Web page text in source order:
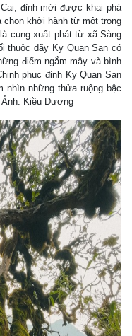
đỉnh mới được khai phá
khởi hành từ một trong
cung xuất phát từ xã Sàng
thuộc dãy Ky Quan San có
điểm ngắm mây và bình
phục đỉnh Ky Quan San
nhìn những thửa ruộng bậc
Kiều Dương